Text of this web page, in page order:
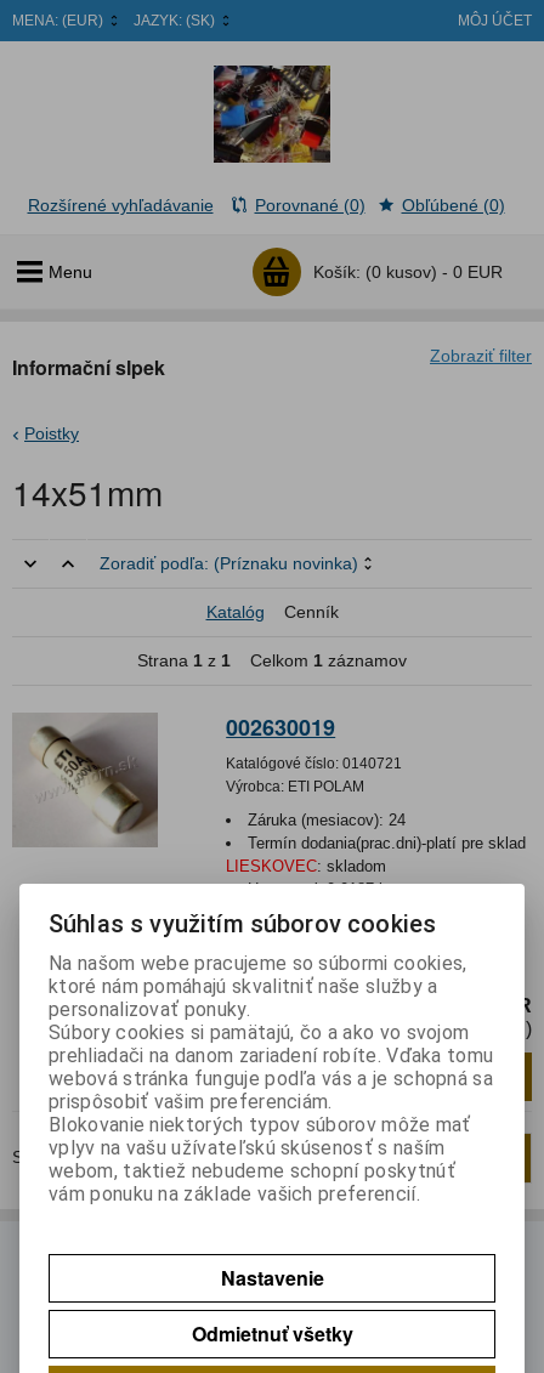
MENA: (EUR) JAZYK: (SK) MÔJ ÚČET
Menu Košík: (0 kusov) - 0 EUR
Rozšírené vyhľadávanie Porovnané (0) Obľúbené (0)
Zobraziť filter
Informační slpek
Poistky
14x51mm
Zoradiť podľa: (Príznaku novinka)
Katalóg Cenník
Strana 1 z 1 Celkom 1 záznamov
002630019
Katalógové číslo: 0140721
Výrobca: ETI POLAM
Záruka (mesiacov): 24
Termín dodania(prac.dni)-platí pre sklad
LIESKOVEC: skladom
Hmotnosť:0,0187 kg
Hmotnosť balenia:
0,0187 kg
cylindrický,priemyselná; 14x51mm
3,89 EUR
3,17 EUR (Cena bez DPH)
ks Pridať do košíka
Strana1z 1Celkom1záznamov
ODBER NOVINIEK
Prihláste sa k odberu noviniek
Súhlas s využitím súborov cookies
Na našom webe pracujeme so súbormi cookies,
ktoré nám pomáhajú skvalitniť naše služby a
personalizovať ponuky.
Súbory cookies si pamätajú, čo a ako vo svojom
prehliadači na danom zariadení robíte. Vďaka tomu
webová stránka funguje podľa vás a je schopná sa
prispôsobiť vašim preferenciám.
Blokovanie niektorých typov súborov môže mať
vplyv na vašu užívateľskú skúsenosť s naším
webom, taktiež nebudeme schopní poskytnúť
vám ponuku na základe vašich preferencií.
Nastavenie
Odmietnuť všetky